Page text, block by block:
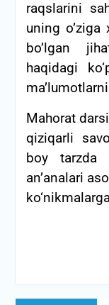
raqslarini
uning o’ziga
bo’lgan
haqidagi
Mahorat darsi
qiziqarli
boy tarzda
an’analari
Post